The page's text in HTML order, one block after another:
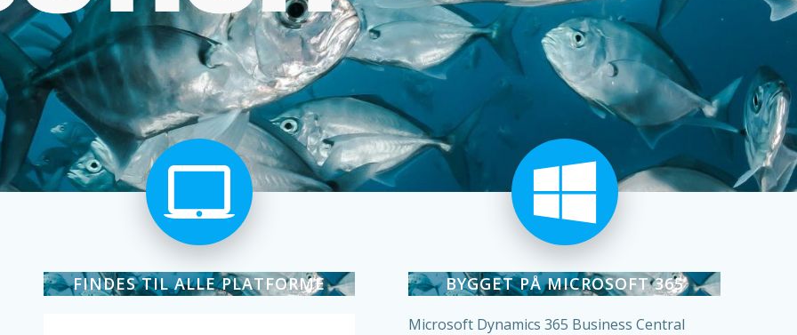
FINDES TIL ALLE PLATFORME BYGGET PÅ MICROSOFT 365
Microsoft Dynamics 365 Business Central